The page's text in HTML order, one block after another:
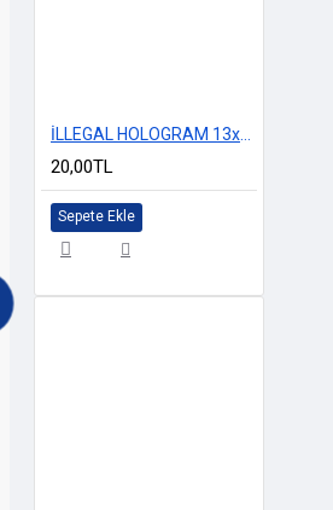
20,00TL
Sepete Ekle